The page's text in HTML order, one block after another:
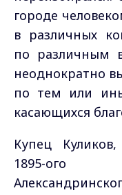
городе
в различных
по различным
неоднократно
по тем или
касающихся
Купец
1895-ого